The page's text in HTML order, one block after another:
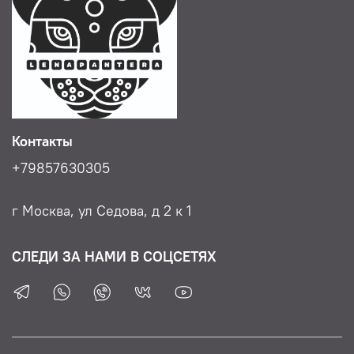
Для удаления:
Используйте воду с мылом
Контакты
+79857630305
г Москва, ул Седова, д 2 к 1
СЛЕДИ ЗА НАМИ В СОЦСЕТЯХ